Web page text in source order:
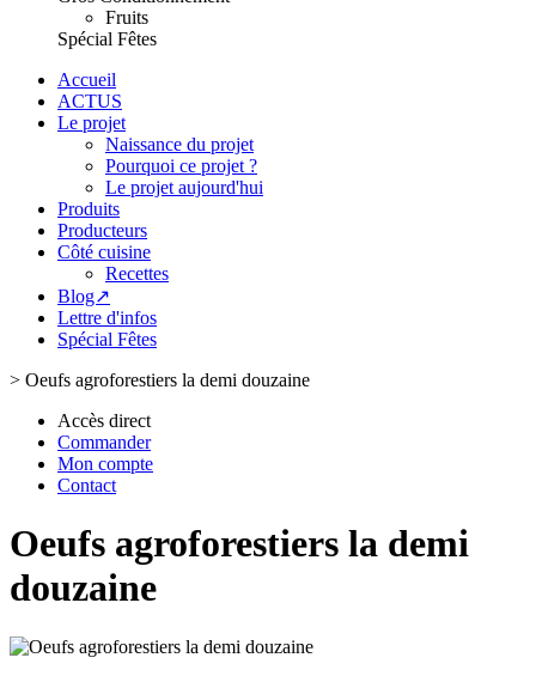
Fruits
Spécial Fêtes
Accueil
ACTUS
Le projet
Naissance du projet
Pourquoi ce projet ?
Le projet aujourd'hui
Produits
Producteurs
Côté cuisine
Recettes
Blog↗
Lettre d'infos
Spécial Fêtes
> Oeufs agroforestiers la demi douzaine
Accès direct
Commander
Mon compte
Contact
Oeufs agroforestiers la demi
douzaine